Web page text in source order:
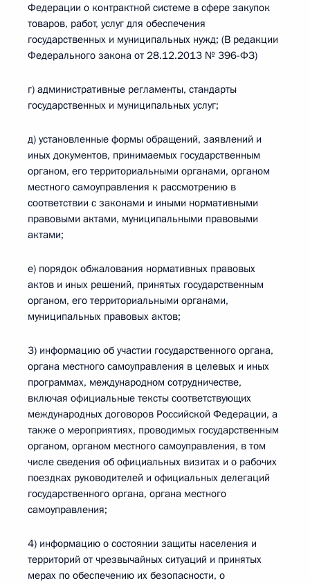
Федерации о контрактной системе в сфере закупок
товаров, работ, услуг для обеспечения
государственных и муниципальных нужд; (В редакции
Федерального закона от 28.12.2013 № 396-ФЗ)
г) административные регламенты, стандарты
государственных и муниципальных услуг;
д) установленные формы обращений, заявлений и
иных документов, принимаемых государственным
органом, его территориальными органами, органом
местного самоуправления к рассмотрению в
соответствии с законами и иными нормативными
правовыми актами, муниципальными правовыми
актами;
е) порядок обжалования нормативных правовых
актов и иных решений, принятых государственным
органом, его территориальными органами,
муниципальных правовых актов;
3) информацию об участии государственного органа,
органа местного самоуправления в целевых и иных
программах, международном сотрудничестве,
включая официальные тексты соответствующих
международных договоров Российской Федерации, а
также о мероприятиях, проводимых государственным
органом, органом местного самоуправления, в том
числе сведения об официальных визитах и о рабочих
поездках руководителей и официальных делегаций
государственного органа, органа местного
самоуправления;
4) информацию о состоянии защиты населения и
территорий от чрезвычайных ситуаций и принятых
мерах по обеспечению их безопасности, о